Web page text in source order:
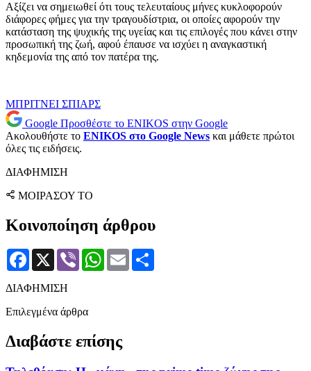
Αξίζει να σημειωθεί ότι τους τελευταίους μήνες κυκλοφορούν
διάφορες φήμες για την τραγουδίστρια, οι οποίες αφορούν την
κατάσταση της ψυχικής της υγείας και τις επιλογές που κάνει στην
προσωπική της ζωή, αφού έπαυσε να ισχύει η αναγκαστική
κηδεμονία της από τον πατέρα της.
ΜΠΡΙΤΝΕΙ ΣΠΙΑΡΣ
Google Προσθέστε το ENIKOS στην Google
Ακολουθήστε το ENIKOS στο Google News και μάθετε πρώτοι
όλες τις ειδήσεις.
ΔΙΑΦΗΜΙΣΗ
ΜΟΙΡΑΣΟΥ ΤΟ
Κοινοποίηση άρθρου
Facebook
X Viber WhatsApp
Email
ΔΙΑΦΗΜΙΣΗ
Επιλεγμένα άρθρα
Διαβάστε επίσης